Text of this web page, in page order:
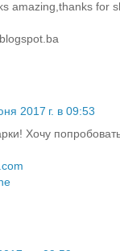
amazing,thanks for
2017 г. в 09:53
Хочу